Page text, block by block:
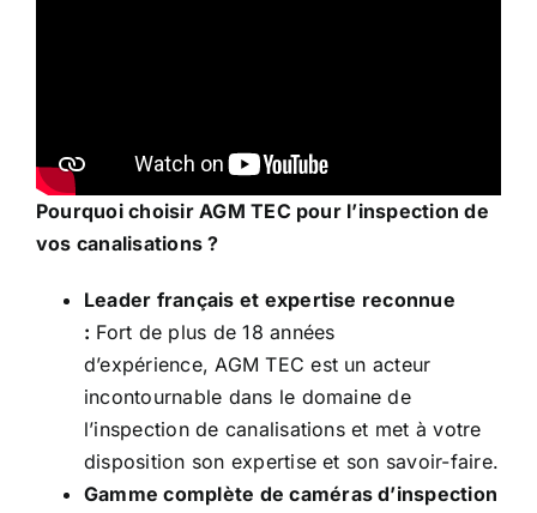
Pourquoi choisir AGM TEC pour l’inspection de
vos canalisations ?
Leader français et expertise reconnue
: Fort de plus de 18 années
d’expérience, AGM TEC est un acteur
incontournable dans le domaine de
l’inspection de canalisations et met à votre
disposition son expertise et son savoir-faire.
Gamme complète de caméras d’inspection